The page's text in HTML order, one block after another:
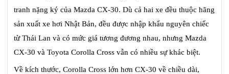
tranh nặng ký của Mazda CX-30. Dù cả hai xe đều thuộc hãng
sản xuất xe hơi Nhật Bản, đều được nhập khẩu nguyên chiếc
từ Thái Lan và có mức giá tương đương nhau, nhưng Mazda
CX-30 và Toyota Corolla Cross vẫn có nhiều sự khác biệt.
Về kích thước, Corolla Cross lớn hơn CX-30 về chiều dài,